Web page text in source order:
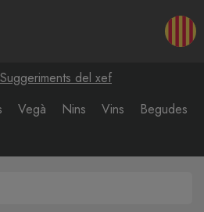
Suggeriments del xef
Vegà Nins Vins
Begudes